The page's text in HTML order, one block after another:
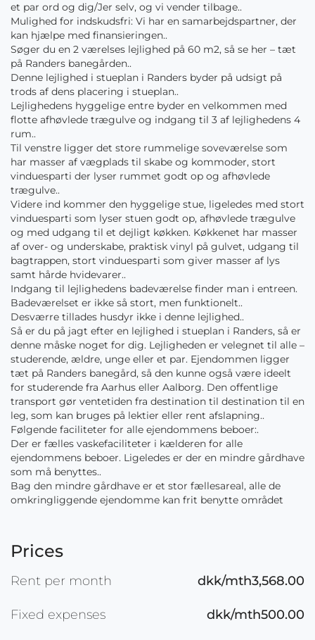
et par ord og dig/Jer selv, og vi vender tilbage..
Mulighed for indskudsfri: Vi har en samarbejdspartner, der
kan hjælpe med finansieringen..
Søger du en 2 værelses lejlighed på 60 m2, så se her – tæt
på Randers banegården..
Denne lejlighed i stueplan i Randers byder på udsigt på
trods af dens placering i stueplan..
Lejlighedens hyggelige entre byder en velkommen med
flotte afhøvlede trægulve og indgang til 3 af lejlighedens 4
rum..
Til venstre ligger det store rummelige soveværelse som
har masser af vægplads til skabe og kommoder, stort
vinduesparti der lyser rummet godt op og afhøvlede
trægulve..
Videre ind kommer den hyggelige stue, ligeledes med stort
vinduesparti som lyser stuen godt op, afhøvlede trægulve
og med udgang til et dejligt køkken. Køkkenet har masser
af over- og underskabe, praktisk vinyl på gulvet, udgang til
bagtrappen, stort vinduesparti som giver masser af lys
samt hårde hvidevarer..
Indgang til lejlighedens badeværelse finder man i entreen.
Badeværelset er ikke så stort, men funktionelt..
Desværre tillades husdyr ikke i denne lejlighed..
Så er du på jagt efter en lejlighed i stueplan i Randers, så er
denne måske noget for dig. Lejligheden er velegnet til alle –
studerende, ældre, unge eller et par. Ejendommen ligger
tæt på Randers banegård, så den kunne også være ideelt
for studerende fra Aarhus eller Aalborg. Den offentlige
transport gør ventetiden fra destination til destination til en
leg, som kan bruges på lektier eller rent afslapning..
Følgende faciliteter for alle ejendommens beboer:.
Der er fælles vaskefaciliteter i kælderen for alle
ejendommens beboer. Ligeledes er der en mindre gårdhave
som må benyttes..
Bag den mindre gårdhave er et stor fællesareal, alle de
omkringliggende ejendomme kan frit benytte området
Prices
Rent per month dkk/mth3,568.00
Fixed expenses dkk/mth500.00